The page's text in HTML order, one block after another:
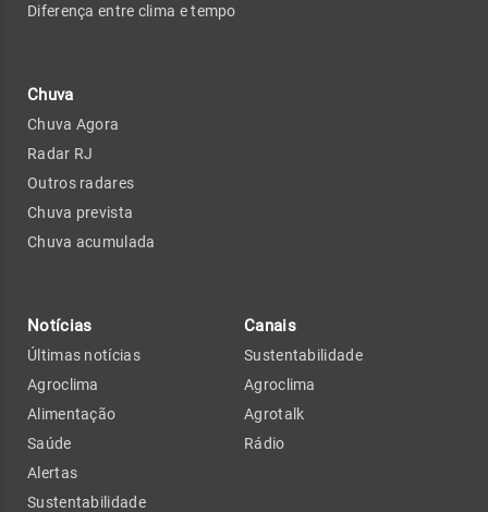
Diferença entre clima e tempo
Chuva
Chuva Agora
Radar RJ
Outros radares
Chuva prevista
Chuva acumulada
Notícias
Últimas notícias
Agroclima
Alimentação
Saúde
Alertas
Sustentabilidade
Canais
Sustentabilidade
Agroclima
Agrotalk
Rádio